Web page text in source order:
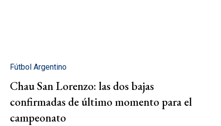
Fútbol Argentino
Chau San Lorenzo: las dos bajas
confirmadas de último momento para el
campeonato